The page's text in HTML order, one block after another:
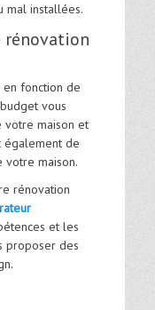
mal installées.
rénovation
fonction de
vous
maison et
également de
votre maison.
rénovation
et les
proposer des